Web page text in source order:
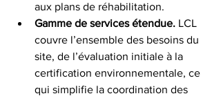
aux plans de réhabilitation.
Gamme de services étendue. LCL
couvre l’ensemble des besoins du
site, de l’évaluation initiale à la
certification environnementale, ce
qui simplifie la coordination des